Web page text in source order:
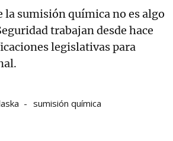
sumisión química no es algo
trabajan desde hace
legislativas para
sumisión química